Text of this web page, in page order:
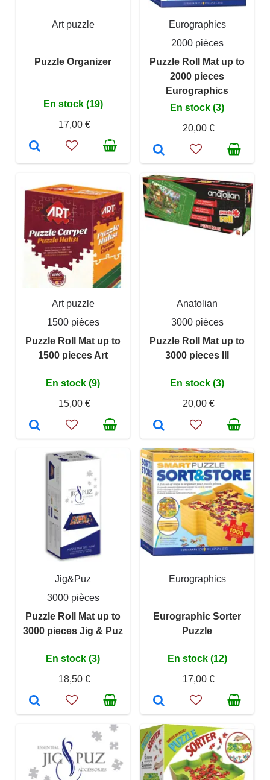
Art puzzle
Puzzle Organizer
En stock (19)
17,00 €
Eurographics
2000 pièces
Puzzle Roll Mat up to
2000 pieces
Eurographics
En stock (3)
20,00 €
Art puzzle
1500 pièces
Puzzle Roll Mat up to
1500 pieces Art
En stock (9)
15,00 €
Anatolian
3000 pièces
Puzzle Roll Mat up to
3000 pieces III
En stock (3)
20,00 €
Jig&Puz
3000 pièces
Puzzle Roll Mat up to
3000 pieces Jig & Puz
En stock (3)
18,50 €
Eurographics
Eurographic Sorter
Puzzle
En stock (12)
17,00 €